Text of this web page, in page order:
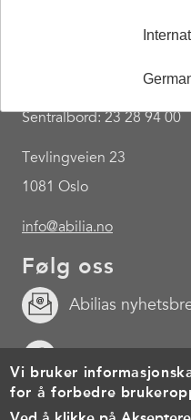
Sentralbord: 23 28 94 00
Tevlingveien 23
1081 Oslo
info@abilia.no
Følg oss
Abilias
Vi bruker
for å forbedre